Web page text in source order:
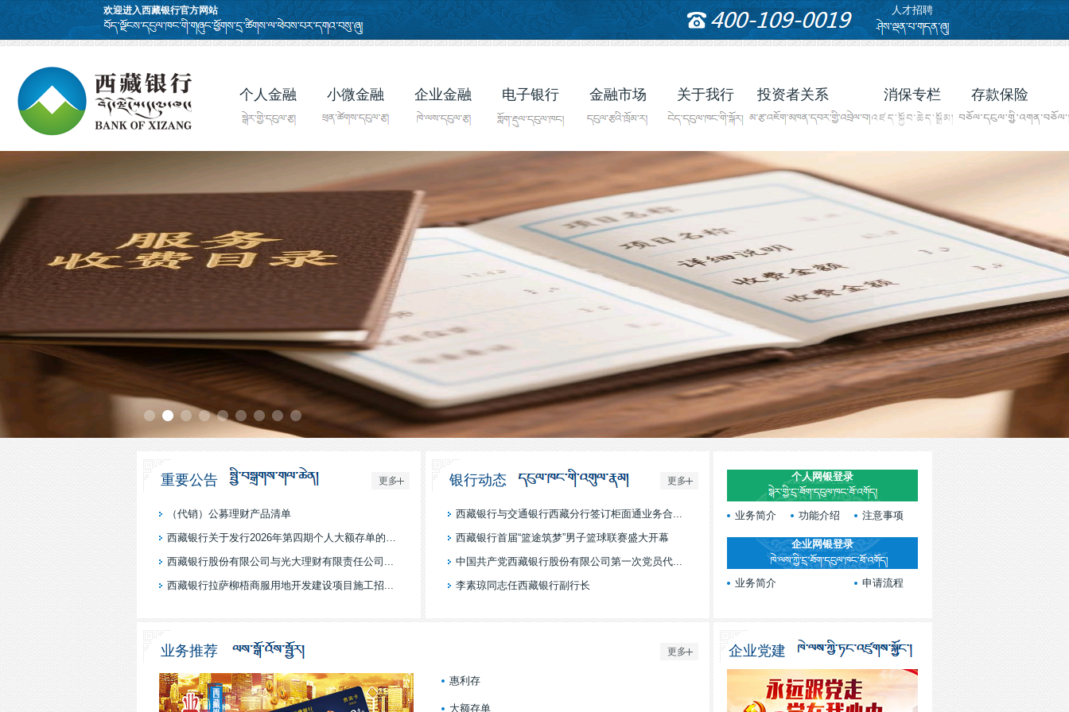
欢迎进入西藏银行官方网站 人才招聘
个人金融 小微金融 企业金融 电子银行 金融市场 关于我行 投资者关系 消保专栏 存款保险
重要公告 更多
（代销）公募理财产品清单
西藏银行关于发行2026年第四期个人大额存单的公告
西藏银行股份有限公司与光大理财有限责任公司...
西藏银行拉萨柳梧商服用地开发建设项目施工招...
银行动态 更多
西藏银行与交通银行西藏分行签订柜面通业务合...
西藏银行首届“篮途筑梦”男子篮球联赛盛大开幕
中国共产党西藏银行股份有限公司第一次党员代...
李素琼同志任西藏银行副行长
业务推荐 更多
惠利存
大额存单
个人网银登录
业务简介 功能介绍 注意事项
企业网银登录
业务简介 申请流程
企业党建